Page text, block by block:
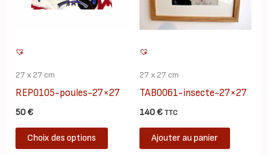
27 x 27 cm
REP0105-poules-27×27
50€
Choix des options
Ce
produit
27 x 27 cm
TAB0061-insecte-27×27
140€ TTC
Ajouter au panier